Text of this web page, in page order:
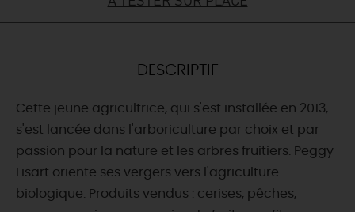
CETTE SEMAINE
DESCRIPTIF
Cette jeune agricultrice, qui s'est installée en 2013,
s'est lancée dans l'arboriculture par choix et par
passion pour la nature et les arbres fruitiers. Peggy
Lisart oriente ses vergers vers l'agriculture
biologique. Produits vendus : cerises, pêches,